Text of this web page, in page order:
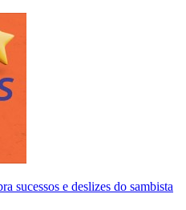
sucessos e deslizes do sambista